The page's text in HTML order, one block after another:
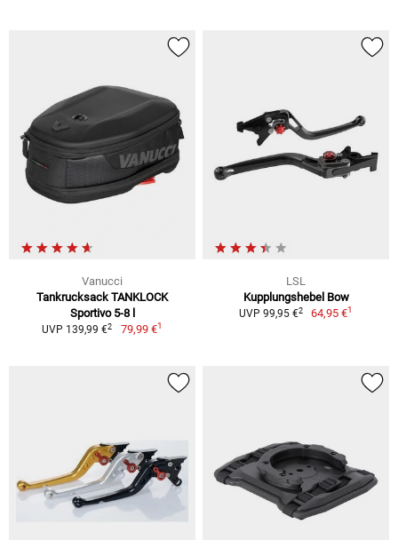
Vanucci
Tankrucksack TANKLOCK
Sportivo 5-8 l
UVP 139,99 €2 79,99 €1
LSL
Kupplungshebel Bow
UVP 99,95 €2 64,95 €1